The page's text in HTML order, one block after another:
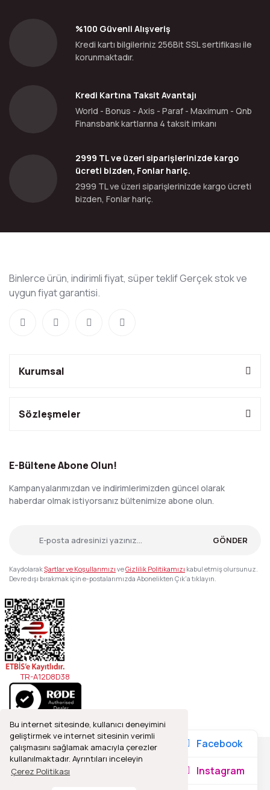
Bu internet sitesinde, kullanıcı deneyimini
geliştirmek ve internet sitesinin verimli
çalışmasını sağlamak amacıyla çerezler
kullanılmaktadır. Ayrıntıları inceleyin
Çerez Politikası
%100 Güvenli Alışveriş
Kredi kartı bilgileriniz 256Bit SSL sertifikası ile
korunmaktadır.
Kredi Kartına Taksit Avantajı
World - Bonus - Axis - Paraf - Maximum - Qnb
Finansbank kartlarına 4 taksit imkanı
2999 TL ve üzeri siparişlerinizde kargo
ücreti bizden, Fonlar hariç.
2999 TL ve üzeri siparişlerinizde kargo ücreti
bizden, Fonlar hariç.
Binlerce ürün, indirimli fiyat, süper teklif Gerçek stok ve
uygun fiyat garantisi.
Kurumsal
Sözleşmeler
E-Bültene Abone Olun!
Kampanyalarımızdan ve indirimlerimizden güncel olarak
haberdar olmak istiyorsanız bültenimize abone olun.
GÖNDER
KaydolarakŞartlar ve Koşullarımızı veGizlilik Politikamızı kabul etmiş olursunuz.
Devre dışı bırakmak için e-postalarımızda Abonelikten Çık'a tıklayın.
TR-A12D8D38
2021© Refleks Fotoğrafçılık, Tüm Hakları Saklıdır.
Facebook
Instagram